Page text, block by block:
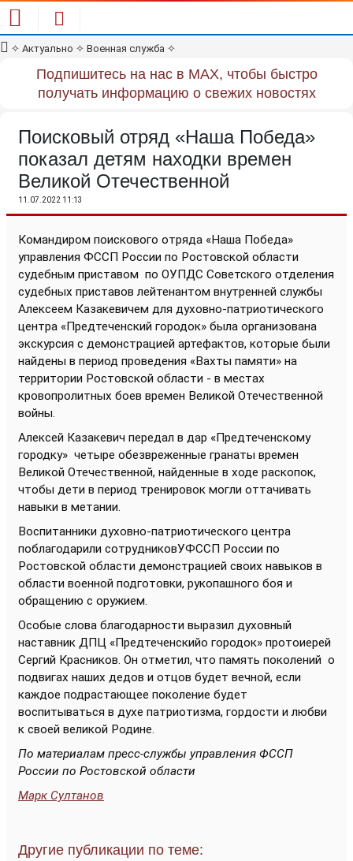
✧ Актуально ✧ Военная служба ✧
Подпишитесь на нас в MAX, чтобы быстро
получать информацию о свежих новостях
Поисковый отряд «Наша Победа»
показал детям находки времен
Великой Отечественной
11.07.2022 11:13
Командиром поискового отряда «Наша Победа»
управления ФССП России по Ростовской области
судебным приставом по ОУПДС Советского отделения
судебных приставов лейтенантом внутренней службы
Алексеем Казакевичем для духовно-патриотического
центра «Предтеченский городок» была организована
экскурсия с демонстрацией артефактов, которые были
найдены в период проведения «Вахты памяти» на
территории Ростовской области - в местах
кровопролитных боев времен Великой Отечественной
войны.
Алексей Казакевич передал в дар «Предтеченскому
городку» четыре обезвреженные гранаты времен
Великой Отечественной, найденные в ходе раскопок,
чтобы дети в период тренировок могли оттачивать
навыки в метании.
Воспитанники духовно-патриотического центра
поблагодарили сотрудниковУФССП России по
Ростовской области демонстрацией своих навыков в
области военной подготовки, рукопашного боя и
обращению с оружием.
Особые слова благодарности выразил духовный
наставник ДПЦ «Предтеченскийо городок» протоиерей
Сергий Красников. Он отметил, что память поколений о
подвигах наших дедов и отцов будет вечной, если
каждое подрастающее поколение будет
воспитываться в духе патриотизма, гордости и любви
к своей великой Родине.
По материалам пресс-службы управления ФССП
России по Ростовской области
Марк Султанов
Другие публикации по теме: